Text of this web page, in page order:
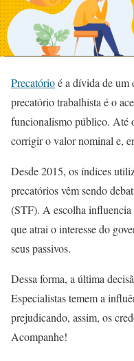
Precatórioé a dívida de um
precatório trabalhista é o
funcionalismo público. Até
corrigir o valor nominal e,
Desde 2015, os índices
precatórios vêm sendo
(STF). A escolha
que atrai o interesse do
seus passivos.
Dessa forma, a última
Especialistas temem a
prejudicando, assim, os
Acompanhe!